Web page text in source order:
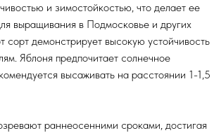
и зимостойкостью, что делает ее
выращивания в Подмосковье и других
сорт демонстрирует высокую устойчивость
Яблоня предпочитает солнечное
высаживать на расстоянии 1-1,5
раннеосенними сроками, достигая